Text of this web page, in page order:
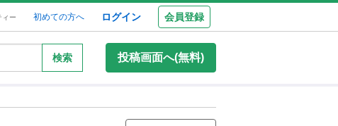
ィー 初めての方へ ログイン 会員登録
検索 投稿画面へ(無料)